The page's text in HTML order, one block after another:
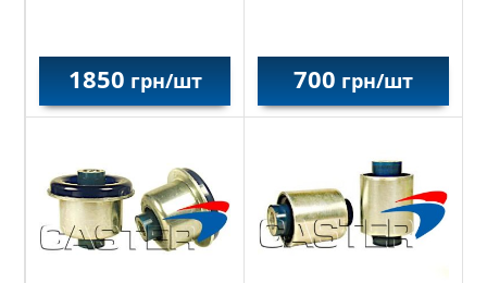
1850 грн/шт 700 грн/шт